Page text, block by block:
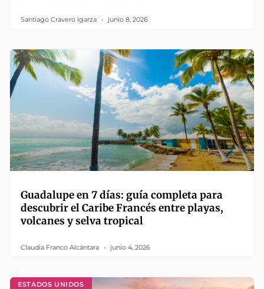
Santiago Cravero Igarza junio 8, 2026
Guadalupe en 7 días: guía completa para
descubrir el Caribe Francés entre playas,
volcanes y selva tropical
Claudia Franco Alcántara junio 4, 2026
ESTADOS UNIDOS